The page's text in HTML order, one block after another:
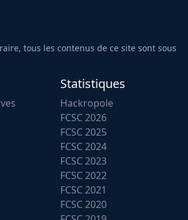
tous les contenus de ce site sont sous
Statistiques
Hackropole
FCSC 2026
FCSC 2025
FCSC 2024
FCSC 2023
FCSC 2022
FCSC 2021
FCSC 2020